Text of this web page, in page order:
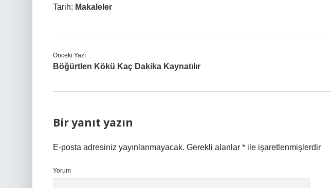
Tarih: Makaleler
Önceki Yazı
Böğürtlen Kökü Kaç Dakika Kaynatılır
Bir yanıt yazın
E-posta adresiniz yayınlanmayacak. Gerekli alanlar * ile işaretlenmişlerdir
Yorum